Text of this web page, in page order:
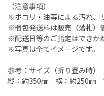
（注意事項）
※ホコリ・油等による汚れ、
※梱包発送料は販売（落札）
※配送日等のご指定はできか
※写真は全てイメージです。
参考：サイズ（折り畳み時）
縦：約350㎜ 横：約250㎜